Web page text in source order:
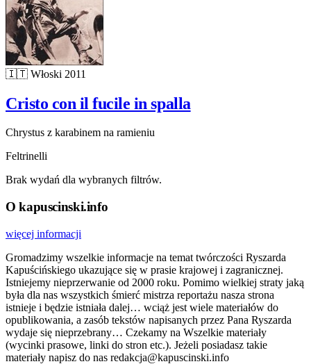
🇮🇹 Włoski 2011
Cristo con il fucile in spalla
Chrystus z karabinem na ramieniu
Feltrinelli
Brak wydań dla wybranych filtrów.
O kapuscinski.info
więcej informacji
Gromadzimy wszelkie informacje na temat twórczości Ryszarda
Kapuścińskiego ukazujące się w prasie krajowej i zagranicznej.
Istniejemy nieprzerwanie od 2000 roku. Pomimo wielkiej straty jaką
była dla nas wszystkich śmierć mistrza reportażu nasza strona
istnieje i będzie istniała dalej… wciąż jest wiele materiałów do
opublikowania, a zasób tekstów napisanych przez Pana Ryszarda
wydaje się nieprzebrany… Czekamy na Wszelkie materiały
(wycinki prasowe, linki do stron etc.). Jeżeli posiadasz takie
materiały napisz do nas redakcja@kapuscinski.info